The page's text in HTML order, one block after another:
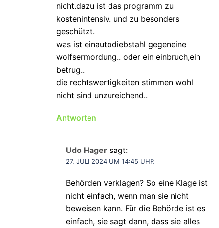
nicht.dazu ist das programm zu
kostenintensiv. und zu besonders
geschützt.
was ist einautodiebstahl gegeneine
wolfsermordung.. oder ein einbruch,ein
betrug..
die rechtswertigkeiten stimmen wohl
nicht sind unzureichend..
Antworten
Udo Hager sagt:
27. JULI 2024 UM 14:45 UHR
Behörden verklagen? So eine Klage ist
nicht einfach, wenn man sie nicht
beweisen kann. Für die Behörde ist es
einfach, sie sagt dann, dass sie alles